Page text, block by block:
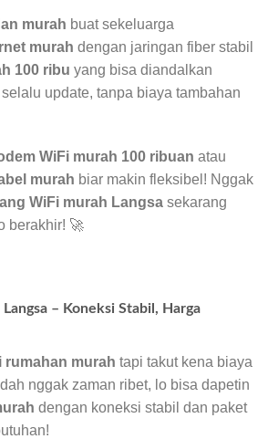
murah buat sekeluarga
murah dengan jaringan fiber stabil
100 ribu yang bisa diandalkan
selalu update, tanpa biaya tambahan
WiFi murah 100 ribuan atau
murah biar makin fleksibel! Nggak
WiFi murah Langsa sekarang
berakhir! 🚀
– Koneksi Stabil, Harga
rumahan murah tapi takut kena biaya
nggak zaman ribet, lo bisa dapetin
dengan koneksi stabil dan paket